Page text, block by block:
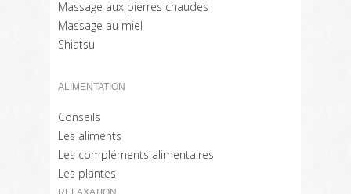
Massage aux pierres chaudes
Massage au miel
Shiatsu
ALIMENTATION
Conseils
Les aliments
Les compléments alimentaires
Les plantes